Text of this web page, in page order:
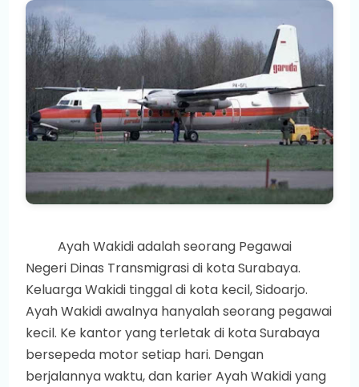
Ayah Wakidi adalah seorang Pegawai
Negeri Dinas Transmigrasi di kota Surabaya.
Keluarga Wakidi tinggal di kota kecil, Sidoarjo.
Ayah Wakidi awalnya hanyalah seorang pegawai
kecil. Ke kantor yang terletak di kota Surabaya
bersepeda motor setiap hari. Dengan
berjalannya waktu, dan karier Ayah Wakidi yang